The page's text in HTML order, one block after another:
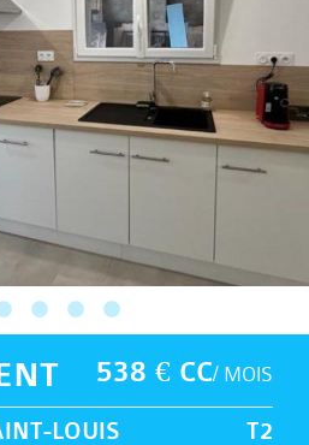
538 € CC/ MOIS
T2
LOUIS